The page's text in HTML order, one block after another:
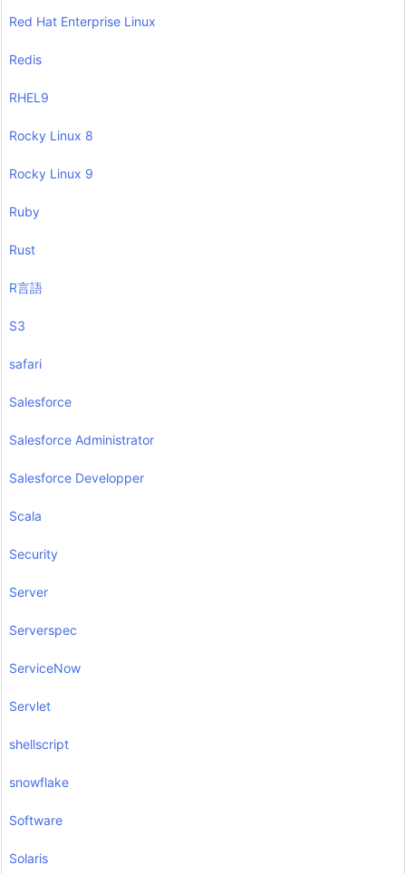
Red Hat Enterprise Linux
Redis
RHEL9
Rocky Linux 8
Rocky Linux 9
Ruby
Rust
R言語
S3
safari
Salesforce
Salesforce Administrator
Salesforce Developper
Scala
Security
Server
Serverspec
ServiceNow
Servlet
shellscript
snowflake
Software
Solaris